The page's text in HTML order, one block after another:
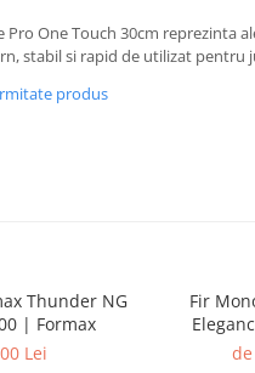
Pro One Touch 30cm reprezinta
stabil si rapid de utilizat pentru
produs
Thunder NG
| Formax
Lei
Fir
Distance